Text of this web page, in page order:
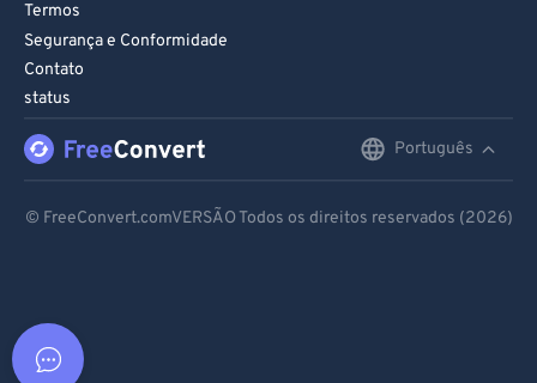
Termos
Segurança e Conformidade
Contato
status
Português
© FreeConvert.comVERSÃO Todos os direitos reservados (2026)